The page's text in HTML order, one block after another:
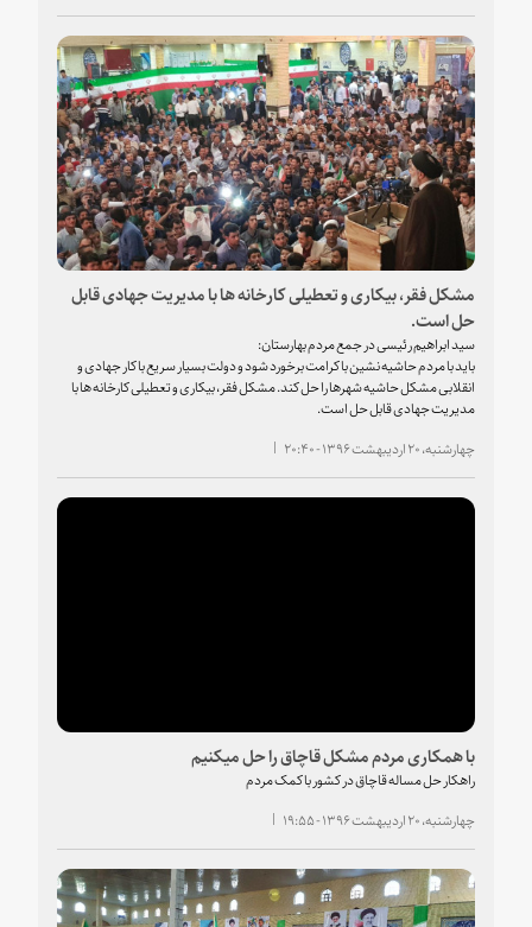
مشکل فقر، بیکاری و تعطیلی کارخانه ها با مدیریت جهادی قابل
حل است.
سید ابراهیم رئیسی در جمع مردم بهارستان:
باید با مردم حاشیه نشین با کرامت برخورد شود و دولت بسیار سریع با کار جهادی و
انقلابی مشکل حاشیه شهرها را حل کند. مشکل فقر، بیکاری و تعطیلی کارخانه ها با
مدیریت جهادی قابل حل است.
چهارشنبه، ۲۰ اردیبهشت ۱۳۹۶ - ۲۰:۴۰
با همکاری مردم مشکل قاچاق را حل میکنیم
راهکار حل مساله قاچاق در کشور با کمک مردم
چهارشنبه، ۲۰ اردیبهشت ۱۳۹۶ - ۱۹:۵۵